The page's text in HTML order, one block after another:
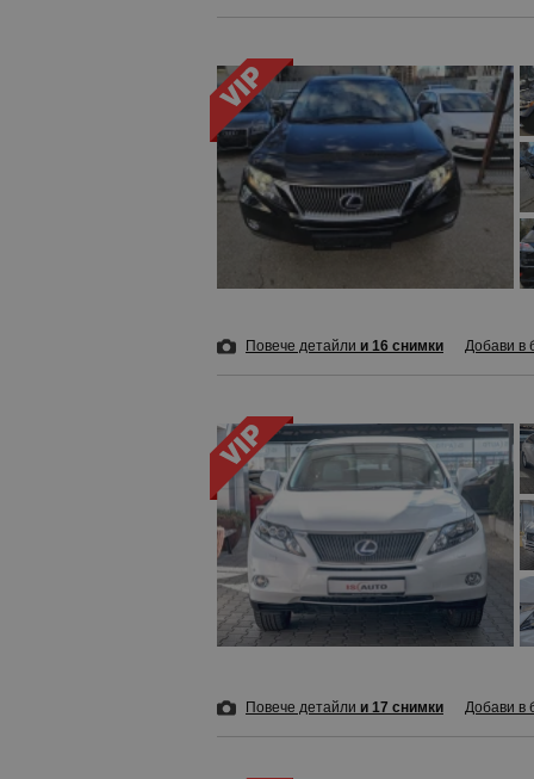
Повече детайли и 16 снимки Добави в
Повече детайли и 17 снимки Добави в